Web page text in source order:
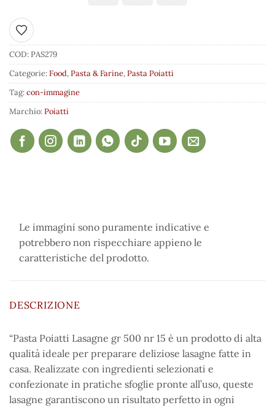
Aggiungi ai preferiti
COD:PAS279
Categorie:Food,Pasta & Farine,Pasta Poiatti
Tag:con-immagine
Marchio:Poiatti
Le immagini sono puramente indicative e
potrebbero non rispecchiare appieno le
caratteristiche del prodotto.
DESCRIZIONE
“Pasta Poiatti Lasagne gr 500 nr 15 è un prodotto di alta
qualità ideale per preparare deliziose lasagne fatte in
casa. Realizzate con ingredienti selezionati e
confezionate in pratiche sfoglie pronte all’uso, queste
lasagne garantiscono un risultato perfetto in ogni